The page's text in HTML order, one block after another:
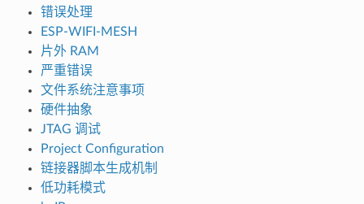
错误处理
ESP-WIFI-MESH
片外 RAM
严重错误
文件系统注意事项
硬件抽象
JTAG 调试
Project Configuration
链接器脚本生成机制
低功耗模式